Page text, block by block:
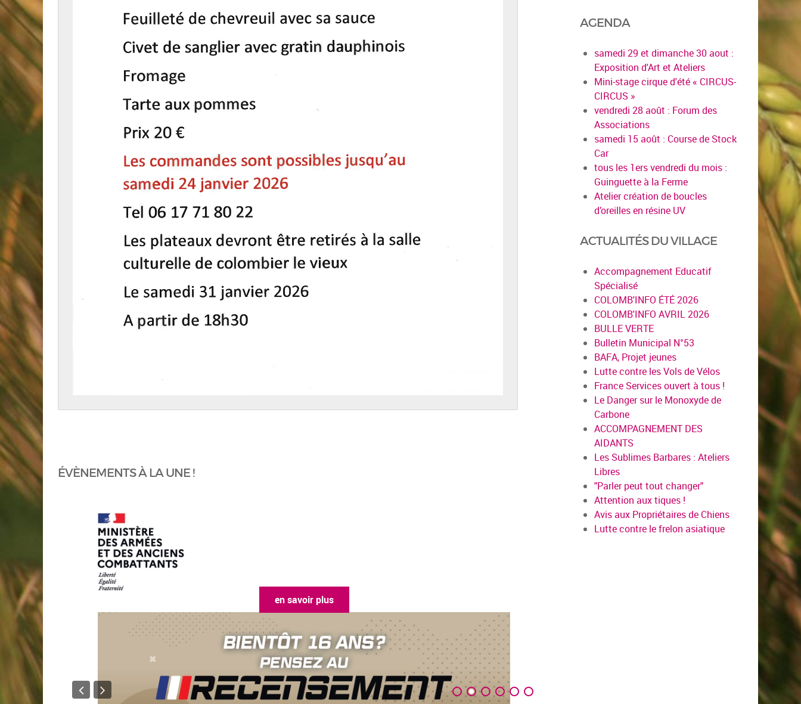
ÉVÈNEMENTS À LA UNE !
en savoir plus en
AGENDA
samedi 29 et dimanche 30 aout :
Exposition d'Art et Ateliers
Mini-stage cirque d'été « CIRCUS-
CIRCUS »
vendredi 28 août : Forum des
Associations
samedi 15 août : Course de Stock
Car
tous les 1ers vendredi du mois :
Guinguette à la Ferme
Atelier création de boucles
d’oreilles en résine UV
ACTUALITÉS DU VILLAGE
Accompagnement Educatif
Spécialisé
COLOMB'INFO ÉTÉ 2026
COLOMB'INFO AVRIL 2026
BULLE VERTE
Bulletin Municipal N°53
BAFA, Projet jeunes
Lutte contre les Vols de Vélos
France Services ouvert à tous !
Le Danger sur le Monoxyde de
Carbone
ACCOMPAGNEMENT DES
AIDANTS
Les Sublimes Barbares : Ateliers
Libres
"Parler peut tout changer"
Attention aux tiques !
Avis aux Propriétaires de Chiens
Lutte contre le frelon asiatique